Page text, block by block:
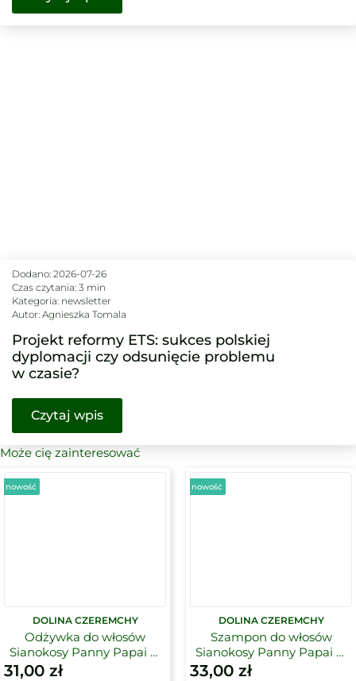
Dodano: 2026-07-26
Czas czytania: 3 min
Kategoria: newsletter
Autor: Agnieszka Tomala
Projekt reformy ETS: sukces polskiej
dyplomacji czy odsunięcie problemu
w czasie?
Czytaj wpis
Może cię zainteresować
nowość
DOLINA CZEREMCHY
Odżywka do włosów
Sianokosy Panny Papai w
kostce Dolina Czeremchy
31,00 zł
nowość
DOLINA CZEREMCHY
Szampon do włosów
Sianokosy Panny Papai w
kostce Dolina Czeremchy
33,00 zł